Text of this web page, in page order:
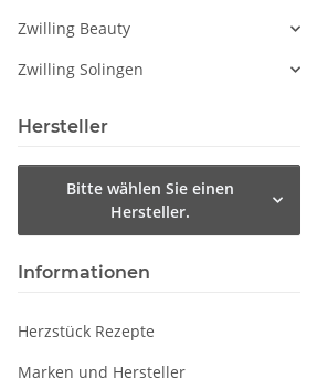
Zwilling Beauty
Zwilling Solingen
Hersteller
Bitte wählen Sie einen
Hersteller.
Informationen
Herzstück Rezepte
Marken und Hersteller